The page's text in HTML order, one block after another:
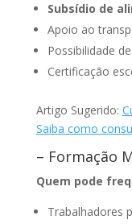
Subsídio de
Apoio ao
Possibilidade
Certificação
Artigo Sugerido:
Saiba como
– Formação
Quem pode
Trabalhadores